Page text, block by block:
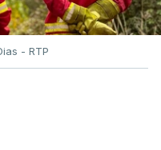
tratar-se de "uma
da República
preventiva do
- RTP